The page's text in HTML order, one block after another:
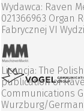
Wydawca: Raven
021366963 Organ
Fabrycznej VI
Licencja: The
publication of
Communications
Wurzburg/